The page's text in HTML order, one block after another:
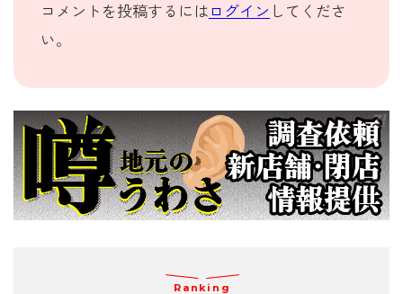
コメントを投稿するには ログイン してくださ
い。
Ranking